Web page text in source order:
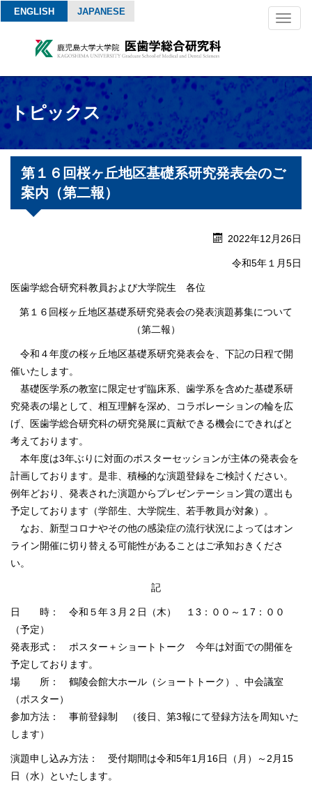
ENGLISH JAPANESE
トピックス
第１６回桜ヶ丘地区基礎系研究発表会のご
案内（第二報）
2022年12月26日
令和5年１月5日
医歯学総合研究科教員および大学院生 各位
第１６回桜ヶ丘地区基礎系研究発表会の発表演題募集について
（第二報）
令和４年度の桜ヶ丘地区基礎系研究発表会を、下記の日程で開
催いたします。
基礎医学系の教室に限定せず臨床系、歯学系を含めた基礎系研
究発表の場として、相互理解を深め、コラボレーションの輪を広
げ、医歯学総合研究科の研究発展に貢献できる機会にできればと
考えております。
本年度は3年ぶりに対面のポスターセッションが主体の発表会を
計画しております。是非、積極的な演題登録をご検討ください。
例年どおり、発表された演題からプレゼンテーション賞の選出も
予定しております（学部生、大学院生、若手教員が対象）。
なお、新型コロナやその他の感染症の流行状況によってはオン
ライン開催に切り替える可能性があることはご承知おきくださ
い。
記
日 時： 令和５年３月２日（木） １3：００～１7：００
（予定）
発表形式： ポスター＋ショートトーク 今年は対面での開催を
予定しております。
場 所： 鶴陵会館大ホール（ショートトーク）、中会議室
（ポスター）
参加方法： 事前登録制 （後日、第3報にて登録方法を周知いた
します）
演題申し込み方法： 受付期間は令和5年1月16日（月）～2月15
日（水）といたします。